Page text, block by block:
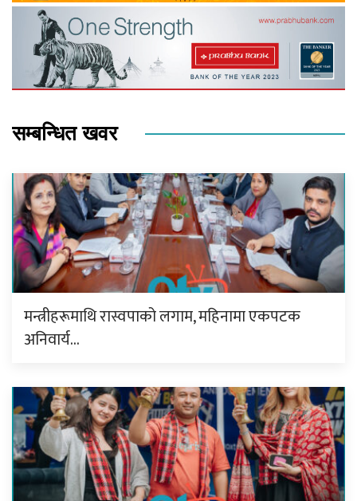
सम्बन्धित खवर
मन्त्रीहरूमाथि रास्वपाको लगाम, महिनामा एकपटक
अनिवार्य…